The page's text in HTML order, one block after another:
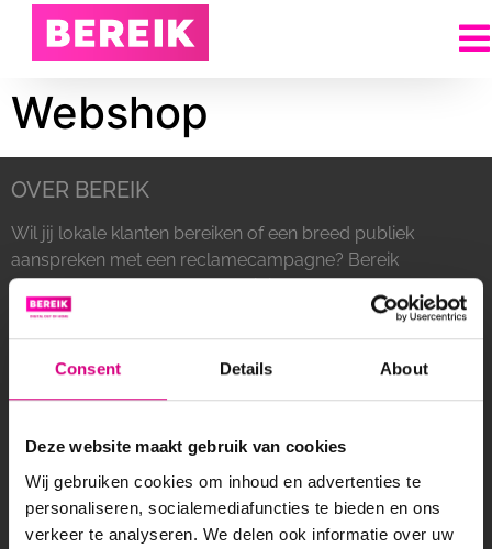
Consent Details About
Deze website maakt gebruik van cookies
Wij gebruiken cookies om inhoud en advertenties te
personaliseren, socialemediafuncties te bieden en ons
verkeer te analyseren. We delen ook informatie over uw
Webshop
OVER BEREIK
Wil jij lokale klanten bereiken of een breed publiek
aanspreken met een reclamecampagne? Bereik
heeft een groot netwerk van digitale schermen
langs drukbezochte (snel)wegen in Nederland.
Aanmelden nieuwsbrief
ADVERTEERMOGELIJKHEDEN